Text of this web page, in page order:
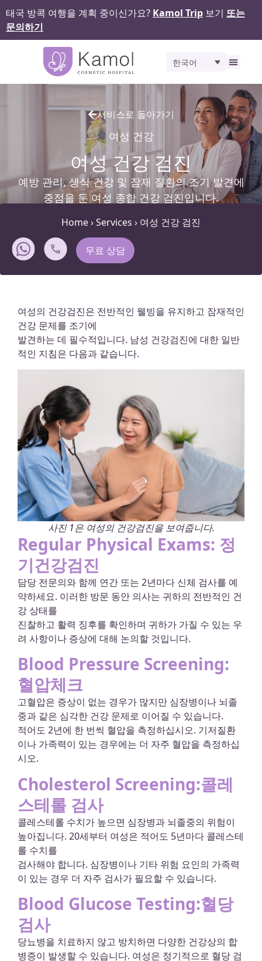
태국 방콕 여행을 계획 중이신가요? Kamol Trip 보기 또는
문의하기
한국어
서비스로 돌아가기
여성 건강
여성 건강 검진
예방 관리, 생식 건강 및 잠재 질환의 조기 발견에
중점을 둔 여성 종합 건강 검진입니다.
Home›Services › 여성 건강 검진
무료 상담
여성의 건강검진은 전반적인 웰빙을 유지하고 잠재적인
건강 문제를 조기에
발견하는 데 필수적입니다. 남성 건강검진에 대한 일반
적인 지침은 다음과 같습니다.
사진 1은 여성의 건강검진을 보여줍니다.
Regular Physical Exams: 정
기건강검진
담당 전문의와 함께 연간 또는 2년마다 신체 검사를 예
약하세요. 이러한 방문 동안 의사는 귀하의 전반적인 건
강 상태를
진찰하고 활력 징후를 확인하며 귀하가 가질 수 있는 우
려 사항이나 증상에 대해 논의할 것입니다.
Blood Pressure Screening:
혈압체크
고혈압은 증상이 없는 경우가 많지만 심장병이나 뇌졸
중과 같은 심각한 건강 문제로 이어질 수 있습니다.
적어도 2년에 한 번씩 혈압을 측정하십시오. 기저질환
이나 가족력이 있는 경우에는 더 자주 혈압을 측정하십
시오.
Cholesterol Screening:콜레
스테롤 검사
콜레스테롤 수치가 높으면 심장병과 뇌졸중의 위험이
높아집니다. 20세부터 여성은 적어도 5년마다 콜레스테
롤 수치를
검사해야 합니다. 심장병이나 기타 위험 요인의 가족력
이 있는 경우 더 자주 검사가 필요할 수 있습니다.
Blood Glucose Testing:혈당
검사
당뇨병을 치료하지 않고 방치하면 다양한 건강상의 합
병증이 발생할 수 있습니다. 여성은 정기적으로 혈당 검